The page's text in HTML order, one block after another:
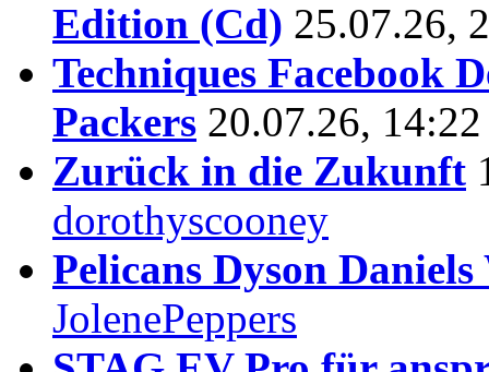
Edition (Cd) 25.07.26,
Techniques Facebook
Packers 20.07.26,
Zurück in die Zukunft
dorothyscooney
Pelicans Dyson
JolenePeppers